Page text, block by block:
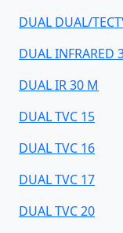
DUAL DUAL/
DUAL INFRARED
DUAL IR 30 M
DUAL TVC 15
DUAL TVC 16
DUAL TVC 17
DUAL TVC 20